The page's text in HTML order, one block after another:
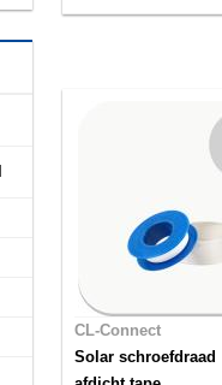
CL-Connect
Solar schroefdraad